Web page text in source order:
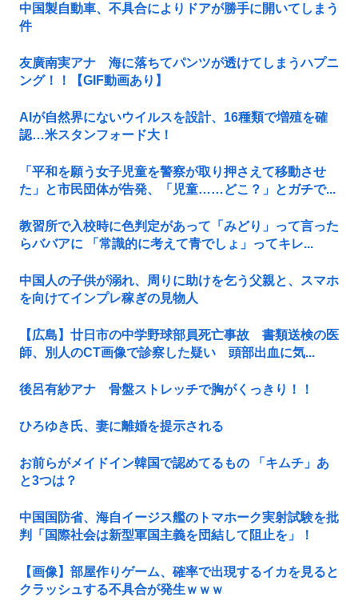
中国製自動車、不具合によりドアが勝手に開いてしまう
件
友廣南実アナ 海に落ちてパンツが透けてしまうハプニ
ング！！【GIF動画あり】
AIが自然界にないウイルスを設計、16種類で増殖を確
認…米スタンフォード大！
「平和を願う女子児童を警察が取り押さえて移動させ
た」と市民団体が告発、「児童……どこ？」とガチで...
教習所で入校時に色判定があって「みどり」って言った
らババアに 「常識的に考えて青でしょ」ってキレ...
中国人の子供が溺れ、周りに助けを乞う父親と、スマホ
を向けてインプレ稼ぎの見物人
【広島】廿日市の中学野球部員死亡事故 書類送検の医
師、別人のCT画像で診察した疑い 頭部出血に気...
後呂有紗アナ 骨盤ストレッチで胸がくっきり！！
ひろゆき氏、妻に離婚を提示される
お前らがメイドイン韓国で認めてるもの 「キムチ」あ
と3つは？
中国国防省、海自イージス艦のトマホーク実射試験を批
判「国際社会は新型軍国主義を団結して阻止を」！
【画像】部屋作りゲーム、確率で出現するイカを見ると
クラッシュする不具合が発生ｗｗｗ